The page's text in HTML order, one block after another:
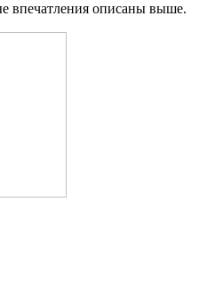
впечатления описаны выше.